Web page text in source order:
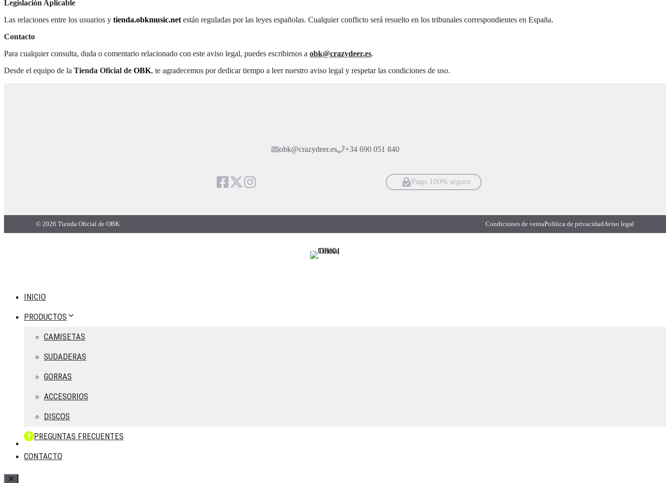
Legislación Aplicable
Las relaciones entre los usuarios y tienda.obkmusic.net están reguladas por las leyes españolas. Cualquier conflicto será resuelto en los tribunales correspondientes en España.
Contacto
Para cualquier consulta, duda o comentario relacionado con este aviso legal, puedes escribirnos a obk@crazydeer.es.
Desde el equipo de la Tienda Oficial de OBK, te agradecemos por dedicar tiempo a leer nuestro aviso legal y respetar las condiciones de uso.
obk@crazydeer.es +34 690 051 840
Pago 100% seguro
© 2026 Tienda Oficial de OBK Condiciones de ventaPolítica de privacidadAviso legal
INICIO
PRODUCTOS
CAMISETAS
SUDADERAS
GORRAS
ACCESORIOS
DISCOS
PREGUNTAS FRECUENTES
CONTACTO